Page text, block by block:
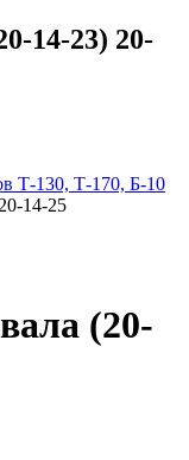
14-23) 20-
Т-130, Т-170, Б-10
14-25
(20-